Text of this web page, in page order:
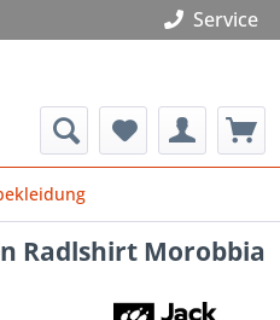
Service
Radlshirt Morobbia